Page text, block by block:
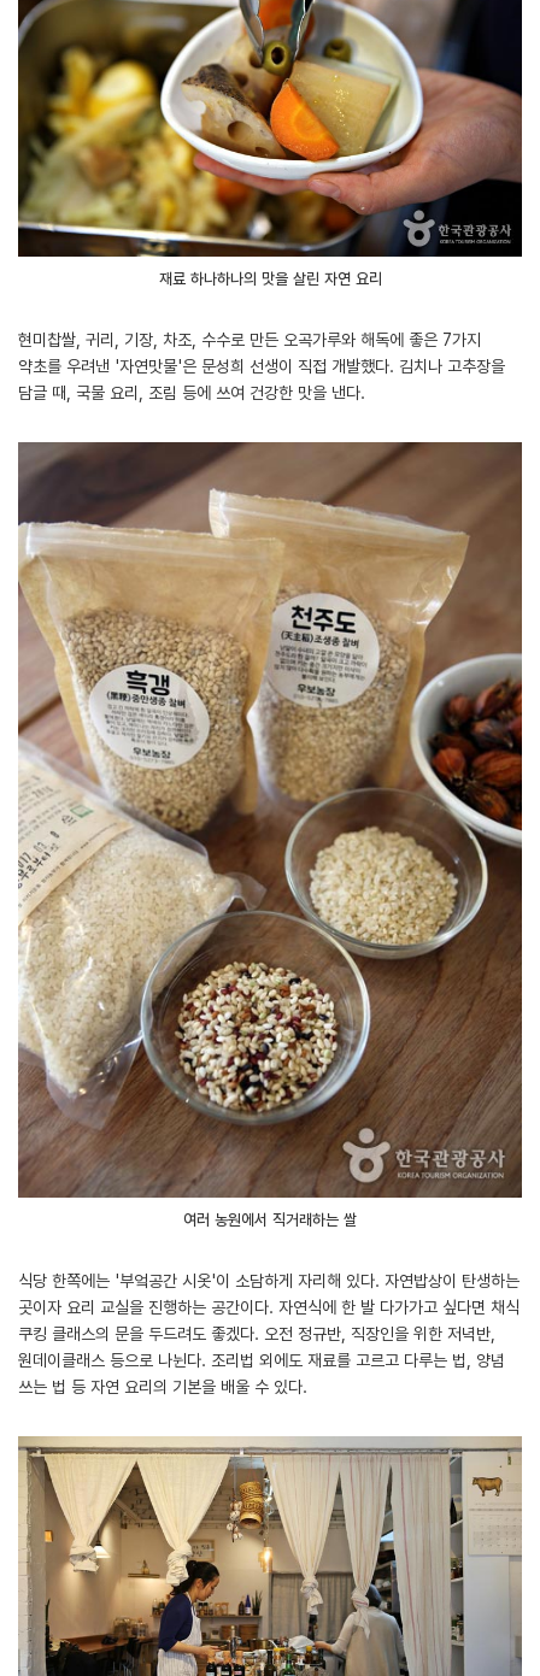
재료 하나하나의 맛을 살린 자연 요리
현미찹쌀, 귀리, 기장, 차조, 수수로 만든 오곡가루와 해독에 좋은 7가지
약초를 우려낸 '자연맛물'은 문성희 선생이 직접 개발했다. 김치나 고추장을
담글 때, 국물 요리, 조림 등에 쓰여 건강한 맛을 낸다.
여러 농원에서 직거래하는 쌀
식당 한쪽에는 '부엌공간 시옷'이 소담하게 자리해 있다. 자연밥상이 탄생하는
곳이자 요리 교실을 진행하는 공간이다. 자연식에 한 발 다가가고 싶다면 채식
쿠킹 클래스의 문을 두드려도 좋겠다. 오전 정규반, 직장인을 위한 저녁반,
원데이클래스 등으로 나뉜다. 조리법 외에도 재료를 고르고 다루는 법, 양념
쓰는 법 등 자연 요리의 기본을 배울 수 있다.